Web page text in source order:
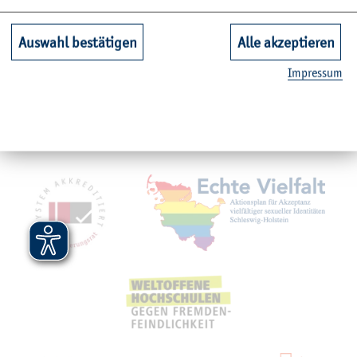
Unsere Fachbereiche
Mit­glied­schaf­ten,
Auswahl bestätigen Alle akzeptieren
Im­pres­sum